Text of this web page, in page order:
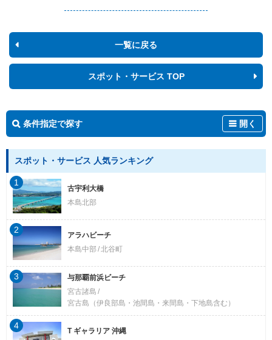
一覧に戻る
スポット・サービス TOP
条件指定で探す 開く
スポット・サービス 人気ランキング
古宇利大橋
本島北部
1
アラハビーチ
本島中部 北谷町
2
与那覇前浜ビーチ
宮古諸島
宮古島（伊良部島・池間島・来間島・下地島含む）
3
T ギャラリア 沖縄
4